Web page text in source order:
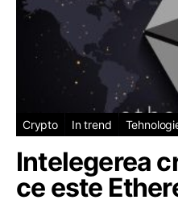
Crypto In trend
Intelegerea
ce este